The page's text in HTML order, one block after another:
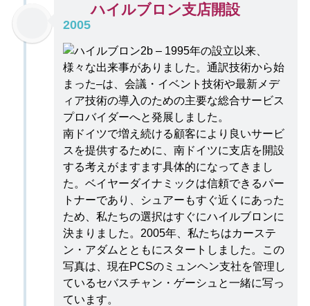
2005
ハイルブロン支店開設
南ドイツで増え続ける顧客により良いサービ
スを提供するために、南ドイツに支店を開設
する考えがますます具体的になってきまし
た。ベイヤーダイナミックは信頼できるパー
トナーであり、シュアーもすぐ近くにあった
ため、私たちの選択はすぐにハイルブロンに
決まりました。2005年、私たちはカーステ
ン・アダムとともにスタートしました。この
写真は、現在PCSのミュンヘン支社を管理し
ているセバスチャン・ゲーシュと一緒に写っ
ています。